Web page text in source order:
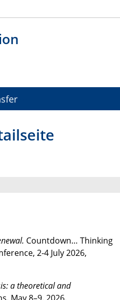
Countdown… Thinking
2-4 July 2026,
a theoretical and